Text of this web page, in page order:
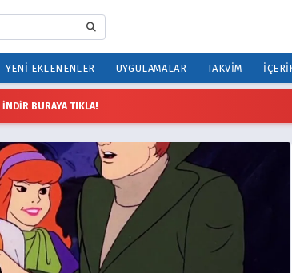
YENI EKLENENLER UYGULAMALAR TAKVIM
İNDİR BURAYA TIKLA!